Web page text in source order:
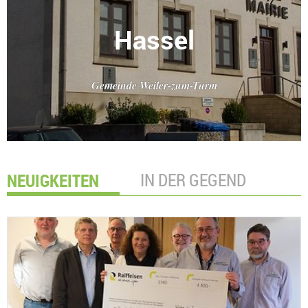
Hassel
Gemeinde Weiler-zum-Turm
NEUIGKEITEN IN DER GEGEND